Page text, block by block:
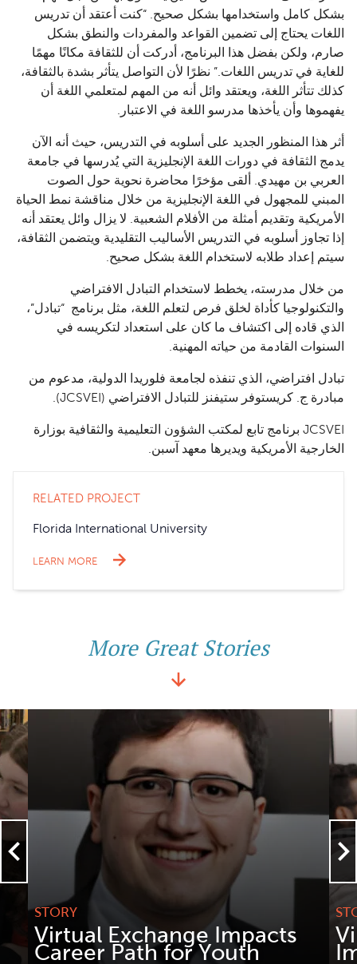
بشكل كامل واستخدامها بشكل صحيح. “كنت أعتقد أن تدريس
اللغات يحتاج إلى تضمين القواعد والمفردات والنطق بشكل
صارم، ولكن بفضل هذا البرنامج، أدركت أن للثقافة مكانًا مهمًا
للغاية في تدريس اللغات.” نظرًا لأن التواصل يتأثر بشدة بالثقافة،
كذلك تتأثر اللغة، ويعتقد وائل أنه من المهم لمتعلمي اللغة أن
يفهموها وأن يأخذها مدرسو اللغة في الاعتبار.
أثر هذا المنظور الجديد على أسلوبه في التدريس، حيث أنه الآن
يدمج الثقافة في دورات اللغة الإنجليزية التي يُدرسها في جامعة
العربي بن مهيدي. ألقى مؤخرًا محاضرة نحوية حول الصوت
المبني للمجهول في اللغة الإنجليزية من خلال مناقشة نمط الحياة
الأمريكية وتقديم أمثلة من الأفلام الشعبية. لا يزال وائل يعتقد أنه
إذا تجاوز أسلوبه في التدريس الأساليب التقليدية ويتضمن الثقافة،
سيتم إعداد طلابه لاستخدام اللغة بشكل صحيح.
من خلال مدرسته، يخطط لاستخدام التبادل الافتراضي
والتكنولوجيا كأداة لخلق فرص لتعلم اللغة، مثل برنامج “تبادل”،
الذي قاده إلى اكتشاف ما كان على استعداد لتكريسه في
السنوات القادمة من حياته المهنية.
تبادل افتراضي، الذي تنفذه لجامعة فلوريدا الدولية، مدعوم من
مبادرة ج. كريستوفر ستيفنز للتبادل الافتراضي (JCSVEI).
JCSVEI برنامج تابع لمكتب الشؤون التعليمية والثقافية بوزارة
الخارجية الأمريكية ويديرها معهد آسبن.
RELATED PROJECT
Florida International University
LEARN MORE
More Great Stories
STORY
Virtual Exchange Impacts
Career Path for Youth